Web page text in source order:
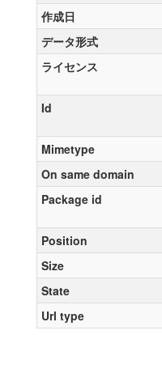
作成日
データ形式
ライセンス
Id
Mimetype
On same domain
Package id
Position
Size
State
Url type